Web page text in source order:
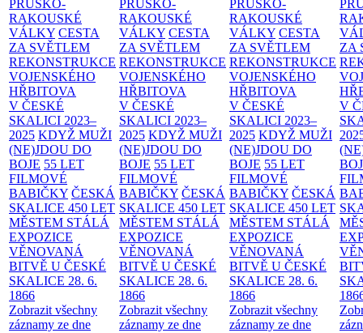
PRUSKO-
RAKOUSKÉ
VÁLKY CESTA
ZA SVĚTLEM
REKONSTRUKCE
VOJENSKÉHO
HŘBITOVA
V ČESKÉ
SKALICI 2023–
2025 KDYŽ MUŽI
(NE)JDOU DO
BOJE 55 LET
FILMOVÉ
BABIČKY ČESKÁ
SKALICE 450 LET
MĚSTEM STÁLÁ
EXPOZICE
VĚNOVANÁ
BITVĚ U ČESKÉ
SKALICE 28. 6.
1866
Zobrazit všechny
záznamy ze dne
PRUSKO-
RAKOUSKÉ
VÁLKY CESTA
ZA SVĚTLEM
REKONSTRUKCE
VOJENSKÉHO
HŘBITOVA
V ČESKÉ
SKALICI 2023–
2025 KDYŽ MUŽI
(NE)JDOU DO
BOJE 55 LET
FILMOVÉ
BABIČKY ČESKÁ
SKALICE 450 LET
MĚSTEM STÁLÁ
EXPOZICE
VĚNOVANÁ
BITVĚ U ČESKÉ
SKALICE 28. 6.
1866
Zobrazit všechny
záznamy ze dne
PRUSKO-
RAKOUSKÉ
VÁLKY CESTA
ZA SVĚTLEM
REKONSTRUKCE
VOJENSKÉHO
HŘBITOVA
V ČESKÉ
SKALICI 2023–
2025 KDYŽ MUŽI
(NE)JDOU DO
BOJE 55 LET
FILMOVÉ
BABIČKY ČESKÁ
SKALICE 450 LET
MĚSTEM STÁLÁ
EXPOZICE
VĚNOVANÁ
BITVĚ U ČESKÉ
SKALICE 28. 6.
1866
Zobrazit všechny
záznamy ze dne
ZA
V